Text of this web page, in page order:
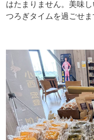
はたまりません。美味
つろぎタイムを過ごせま